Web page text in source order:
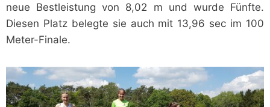
neue Bestleistung von 8,02 m und wurde Fünfte.
Diesen Platz belegte sie auch mit 13,96 sec im 100
Meter-Finale.